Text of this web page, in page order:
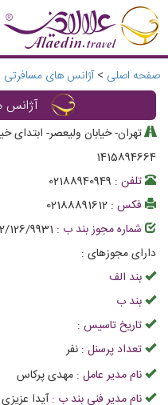
صفحه اصلی > آژانس های مسافرتی
آژانس
تهران- خیابان ولیعصر- ابتدای
1415894664
تلفن : 02188940949
فکس : 02188891612
شماره مجوز بند ب : 126/9931
دارای مجوزهای :
بند الف
بند ب
تاریخ تاسیس :
تعداد پرسنل : نفر
نام مدیر عامل : مهدی پرکاس
نام مدیر فنی بند ب : آیدا عزیزی